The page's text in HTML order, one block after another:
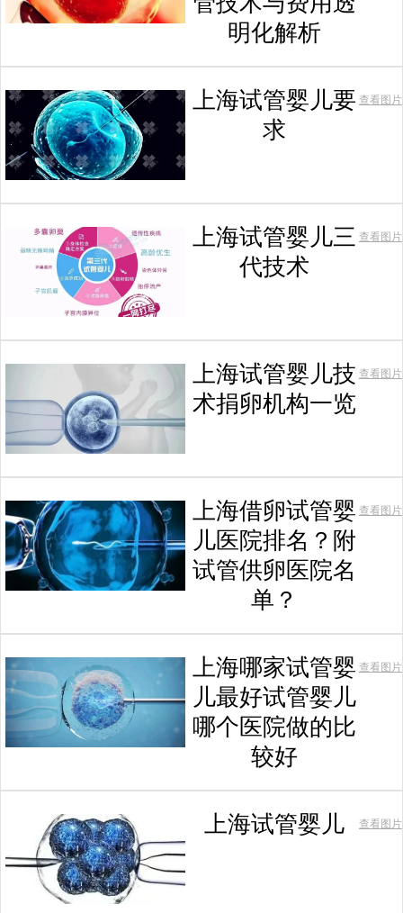
明化解析
上海试管婴儿要
求
查看图片
上海试管婴儿三
代技术
查看图片
上海试管婴儿技
术捐卵机构一览
查看图片
上海借卵试管婴
儿医院排名？附
试管供卵医院名
单？
查看图片
上海哪家试管婴
儿最好试管婴儿
哪个医院做的比
较好
查看图片
上海试管婴儿 查看图片